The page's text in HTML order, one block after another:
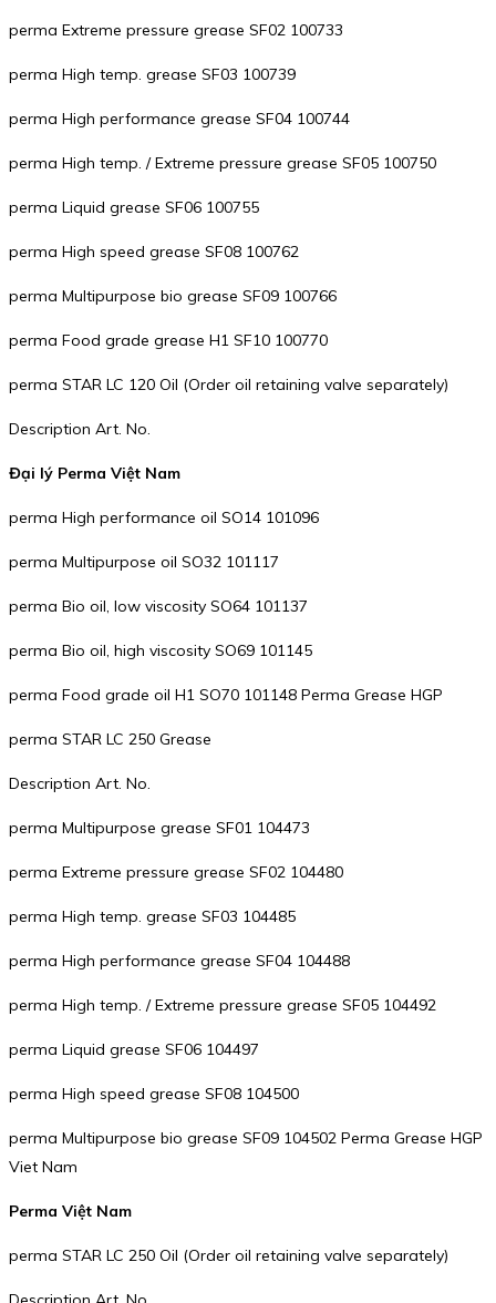
perma Extreme pressure grease SF02 100733
perma High temp. grease SF03 100739
perma High performance grease SF04 100744
perma High temp. / Extreme pressure grease SF05 100750
perma Liquid grease SF06 100755
perma High speed grease SF08 100762
perma Multipurpose bio grease SF09 100766
perma Food grade grease H1 SF10 100770
perma STAR LC 120 Oil (Order oil retaining valve separately)
Description Art. No.
Đại lý Perma Việt Nam
perma High performance oil SO14 101096
perma Multipurpose oil SO32 101117
perma Bio oil, low viscosity SO64 101137
perma Bio oil, high viscosity SO69 101145
perma Food grade oil H1 SO70 101148 Perma Grease HGP
perma STAR LC 250 Grease
Description Art. No.
perma Multipurpose grease SF01 104473
perma Extreme pressure grease SF02 104480
perma High temp. grease SF03 104485
perma High performance grease SF04 104488
perma High temp. / Extreme pressure grease SF05 104492
perma Liquid grease SF06 104497
perma High speed grease SF08 104500
perma Multipurpose bio grease SF09 104502 Perma Grease HGP
Viet Nam
Perma Việt Nam
perma STAR LC 250 Oil (Order oil retaining valve separately)